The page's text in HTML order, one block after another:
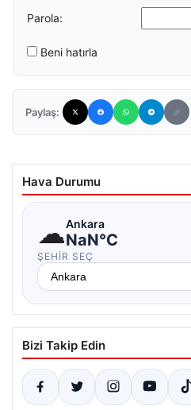
Parola:
Beni hatırla
Paylaş:
Hava Durumu
☁Ankara
NaN°C
ŞEHIR SEÇ
Bizi Takip Edin